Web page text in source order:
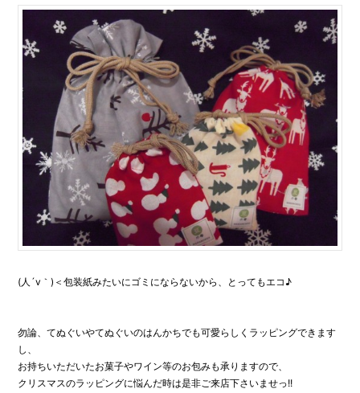
(人´v｀)＜包装紙みたいにゴミにならないから、とってもエコ♪
勿論、てぬぐいやてぬぐいのはんかちでも可愛らしくラッピングできます
し、
お持ちいただいたお菓子やワイン等のお包みも承りますので、
クリスマスのラッピングに悩んだ時は是非ご来店下さいませっ!!